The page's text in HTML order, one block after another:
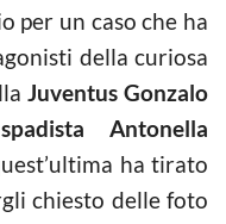
per un caso che ha
della curiosa
Juventus Gonzalo
spadista Antonella
ha tirato
chiesto delle foto